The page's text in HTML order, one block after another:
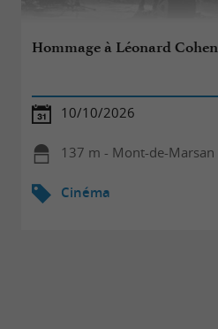
Hommage à Léonard Cohen
10/10/2026
137 m - Mont-de-Marsan
Cinéma